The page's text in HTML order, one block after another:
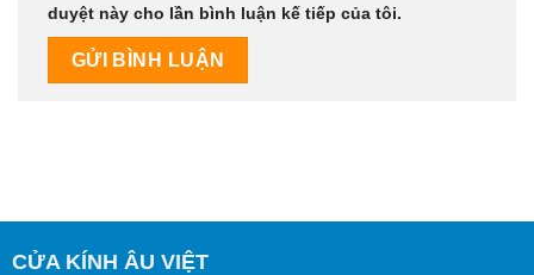
duyệt này cho lần bình luận kế tiếp của tôi.
CỬA KÍNH ÂU VIỆT